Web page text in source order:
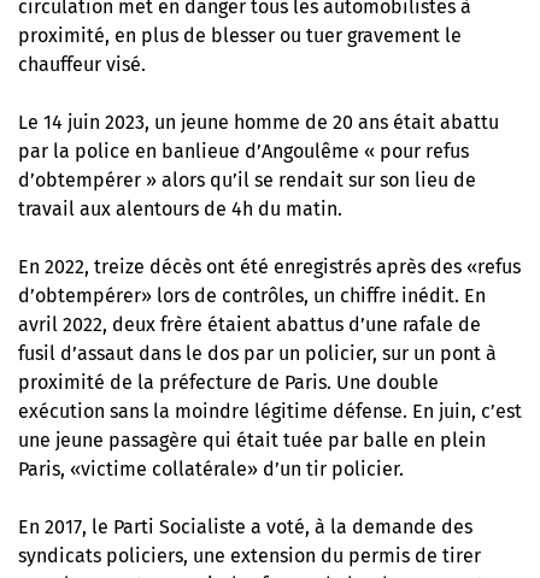
circulation met en danger tous les automobilistes à
proximité, en plus de blesser ou tuer gravement le
chauffeur visé.
Le 14 juin 2023, un jeune homme de 20 ans était abattu
par la police en banlieue d’Angoulême « pour refus
d’obtempérer » alors qu’il se rendait sur son lieu de
travail aux alentours de 4h du matin.
En 2022, treize décès ont été enregistrés après des «refus
d’obtempérer» lors de contrôles, un chiffre inédit. En
avril 2022, deux frère étaient abattus d’une rafale de
fusil d’assaut dans le dos par un policier, sur un pont à
proximité de la préfecture de Paris. Une double
exécution sans la moindre légitime défense. En juin, c’est
une jeune passagère qui était tuée par balle en plein
Paris, «victime collatérale» d’un tir policier.
En 2017, le Parti Socialiste a voté, à la demande des
syndicats policiers, une extension du permis de tirer